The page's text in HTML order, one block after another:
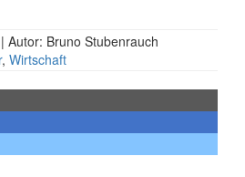
| Autor: Bruno Stubenrauch
, Wirtschaft